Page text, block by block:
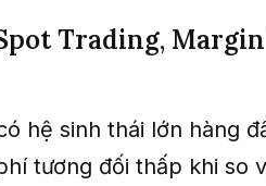
Trading,
hệ sinh thái lớn hàng
tương đối thấp khi so